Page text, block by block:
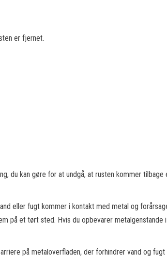
er fjernet.
du kan gøre for at undgå, at rusten kommer
eller fugt kommer i kontakt med metal og
på et tørt sted. Hvis du opbevarer metalgenstande
på metaloverfladen, der forhindrer vand og